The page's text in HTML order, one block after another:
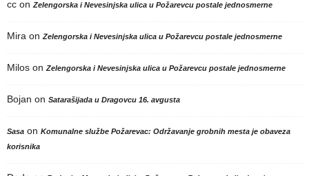
cc onZelengorska i Nevesinjska ulica u Požarevcu postale jednosmerne
Mira onZelengorska i Nevesinjska ulica u Požarevcu postale jednosmerne
Milos onZelengorska i Nevesinjska ulica u Požarevcu postale jednosmerne
Bojan on Satarašijada u Dragovcu 16. avgusta
Sasa on Komunalne službe Požarevac: Održavanje grobnih mesta je obaveza
korisnika